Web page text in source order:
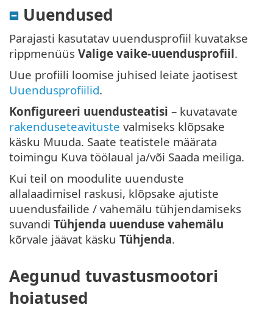
Uuendused
Parajasti kasutatav uuendusprofiil kuvatakse
rippmenüüs Valige vaike-uuendusprofiil.
Uue profiili loomise juhised leiate jaotisest
Uuendusprofiilid.
Konfigureeri uuendusteatisi – kuvatavate
rakenduseteavituste valmiseks klõpsake
käsku Muuda. Saate teatistele määrata
toimingu Kuva töölaual ja/või Saada meiliga.
Kui teil on moodulite uuenduste
allalaadimisel raskusi, klõpsake ajutiste
uuendusfailide / vahemälu tühjendamiseks
suvandi Tühjenda uuenduse vahemälu
kõrvale jäävat käsku Tühjenda.
Aegunud tuvastusmootori
hoiatused